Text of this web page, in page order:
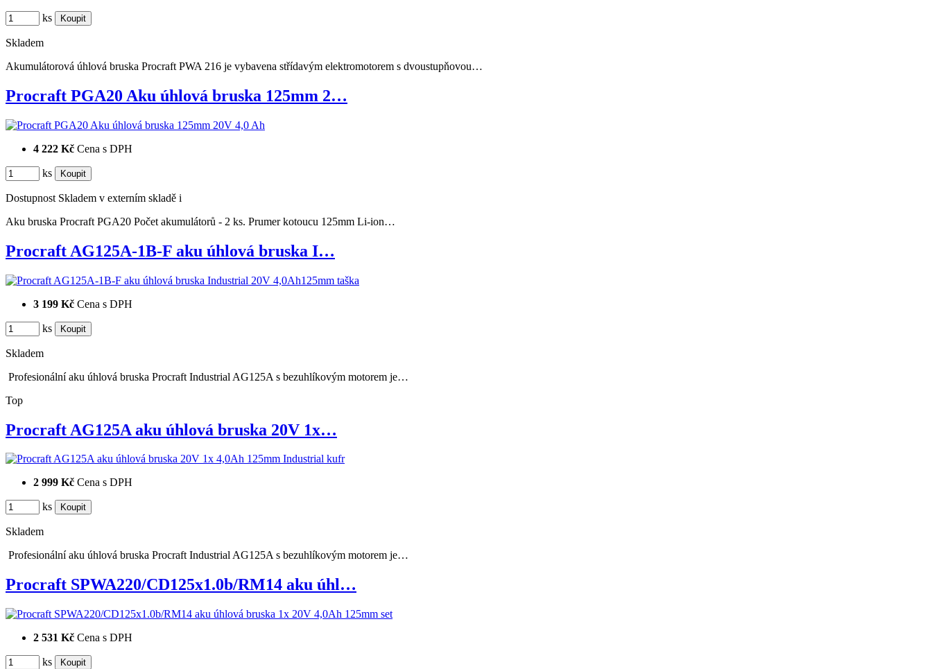
ks
Skladem
Akumulátorová úhlová bruska Procraft PWA 216 je vybavena střídavým elektromotorem s dvoustupňovou…
Procraft PGA20 Aku úhlová bruska 125mm 2…
4 222 Kč Cena s DPH
ks
Dostupnost Skladem v externím skladě i
Aku bruska Procraft PGA20 Počet akumulátorů - 2 ks. Prumer kotoucu 125mm Li-ion…
Procraft AG125A-1B-F aku úhlová bruska I…
3 199 Kč Cena s DPH
ks
Skladem
Profesionální aku úhlová bruska Procraft Industrial AG125A s bezuhlíkovým motorem je…
Top
Procraft AG125A aku úhlová bruska 20V 1x…
2 999 Kč Cena s DPH
ks
Skladem
Profesionální aku úhlová bruska Procraft Industrial AG125A s bezuhlíkovým motorem je…
Procraft SPWA220/CD125x1.0b/RM14 aku úhl…
2 531 Kč Cena s DPH
ks